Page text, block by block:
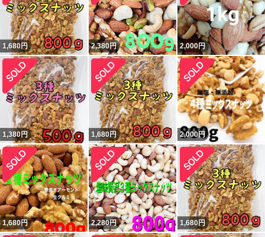
1,680円 2,380円 2,000円
1,380円 1,680円 2,000円
1,680円 2,280円 1,680円